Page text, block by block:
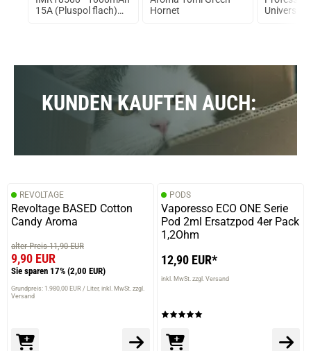
15A (Pluspol flach)
Hornet
Universal-
KUNDEN KAUFTEN AUCH:
REVOLTAGE
Revoltage BASED Cotton
Candy Aroma
alter Preis 11,90 EUR
9,90 EUR
Sie sparen 17% (2,00 EUR)
Grundpreis: 1.980,00 EUR / Liter inkl. MwSt. zzgl.
Versand
PODS
Vaporesso ECO ONE Serie
Pod 2ml Ersatzpod 4er Pack
1,2Ohm
12,90 EUR*
inkl. MwSt. zzgl. Versand